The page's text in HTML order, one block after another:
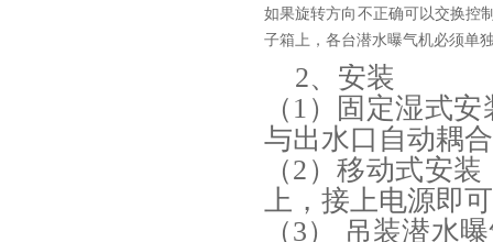
如果旋转方向不正确可以交换控
子箱上，各台潜水曝气机必须单
2、安装
（1）固定湿式
与出水口自动耦
（2）移动式安
上，接上电源即
（3） 吊装潜水